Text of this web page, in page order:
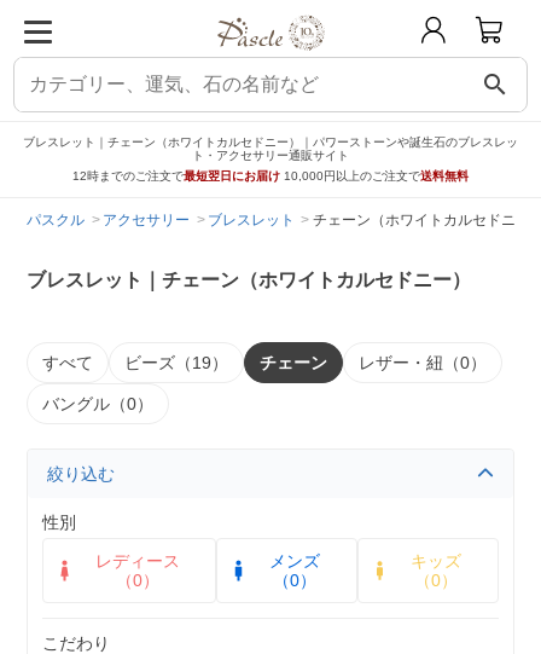
search
ブレスレット｜チェーン（ホワイトカルセドニー）｜パワーストーンや誕生石のブレスレッ
ト・アクセサリー通販サイト
12時までのご注文で最短翌日にお届け 10,000円以上のご注文で送料無料
パスクル アクセサリー ブレスレット チェーン（ホワイトカルセドニー
ブレスレット｜チェーン（ホワイトカルセドニー）
すべて ビーズ（19） チェーン レザー・紐（0）
バングル（0）
絞り込む
性別
レディース
（0）
メンズ
（0）
キッズ
（0）
こだわり